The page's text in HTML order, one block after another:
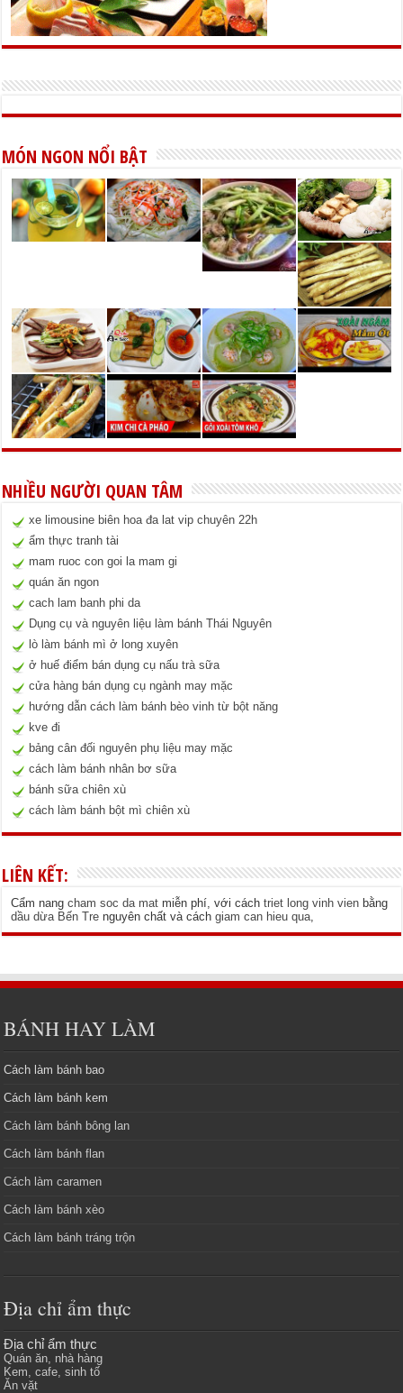
MÓN NGON NỔI BẬT
NHIỀU NGƯỜI QUAN TÂM
xe limousine biên hoa đa lat vip chuyên 22h
ẩm thực tranh tài
mam ruoc con goi la mam gi
quán ăn ngon
cach lam banh phi da
Dụng cụ và nguyên liệu làm bánh Thái Nguyên
lò làm bánh mì ở long xuyên
ở huế điểm bán dụng cụ nấu trà sữa
cửa hàng bán dụng cụ ngành may mặc
hướng dẫn cách làm bánh bèo vinh từ bột năng
kve đi
bảng cân đối nguyên phụ liệu may mặc
cách làm bánh nhân bơ sữa
bánh sữa chiên xù
cách làm bánh bột mì chiên xù
LIÊN KẾT:
Cẩm nangcham soc da mat miễn phí, với cáchtriet long vinh vien bằng
dầu dừa Bến Tre nguyên chất và cáchgiam can hieu qua
BÁNH HAY LÀM
Cách làm bánh bao
Cách làm bánh kem
Cách làm bánh bông lan
Cách làm bánh flan
Cách làm caramen
Cách làm bánh xèo
Cách làm bánh tráng trộn
Địa chỉ ẩm thực
Địa chỉ ẩm thực
Quán ăn, nhà hàng
Kem, cafe, sinh tố
Ăn vặt